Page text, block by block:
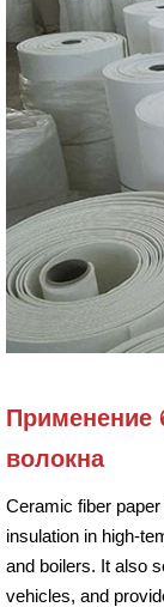
Применение
волокна
Ceramic fiber
insulation in high-
and boilers. It also
vehicles, and